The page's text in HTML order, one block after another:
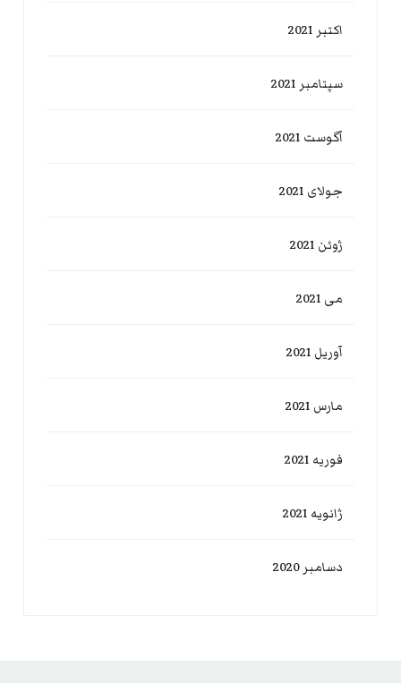
اکتبر 2021
سپتامبر 2021
آگوست 2021
جولای 2021
ژوئن 2021
می 2021
آوریل 2021
مارس 2021
فوریه 2021
ژانویه 2021
دسامبر 2020